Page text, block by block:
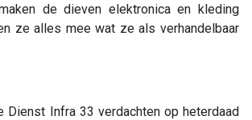
de dieven elektronica en kleding
ze alles mee wat ze als verhandelbaar
Dienst Infra 33 verdachten op heterdaad